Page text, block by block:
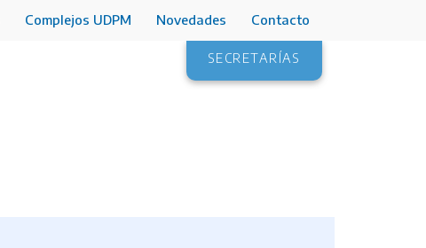
Complejos UDPM Novedades Contacto
SECRETARÍAS